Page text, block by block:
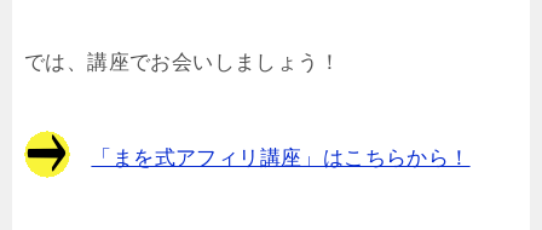
では、講座でお会いしましょう！
「まを式アフィリ講座」はこちらから！